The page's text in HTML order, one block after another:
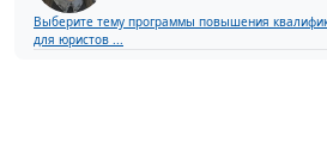
Выберите тему программы повышения
для юристов ...